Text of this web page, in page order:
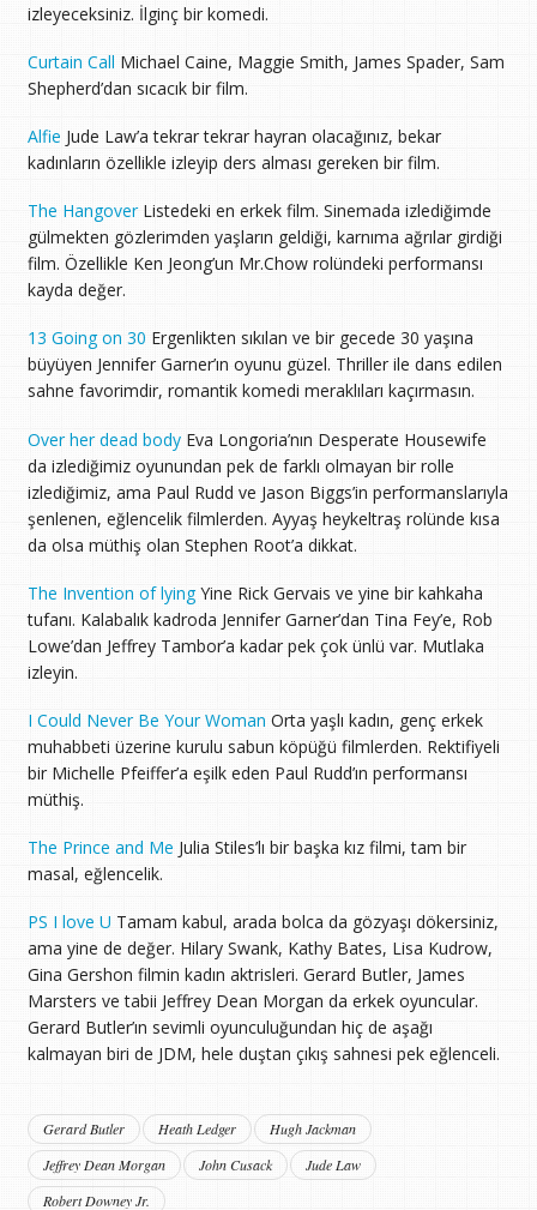
izleyeceksiniz. İlginç bir komedi.
Curtain Call Michael Caine, Maggie Smith, James Spader, Sam
Shepherd’dan sıcacık bir film.
Alfie Jude Law’a tekrar tekrar hayran olacağınız, bekar
kadınların özellikle izleyip ders alması gereken bir film.
The HangoverListedeki en erkek film. Sinemada izlediğimde
gülmekten gözlerimden yaşların geldiği, karnıma ağrılar girdiği
film. Özellikle Ken Jeong’un Mr.Chow rolündeki performansı
kayda değer.
13 Going on 30 Ergenlikten sıkılan ve bir gecede 30 yaşına
büyüyen Jennifer Garner’ın oyunu güzel. Thriller ile dans edilen
sahne favorimdir, romantik komedi meraklıları kaçırmasın.
Over her dead bodyEva Longoria’nın Desperate Housewife
da izlediğimiz oyunundan pek de farklı olmayan bir rolle
izlediğimiz, ama Paul Rudd ve Jason Biggs’in performanslarıyla
şenlenen, eğlencelik filmlerden. Ayyaş heykeltraş rolünde kısa
da olsa müthiş olan Stephen Root’a dikkat.
The Invention of lyingYine Rick Gervais ve yine bir kahkaha
tufanı. Kalabalık kadroda Jennifer Garner’dan Tina Fey’e, Rob
Lowe’dan Jeffrey Tambor’a kadar pek çok ünlü var. Mutlaka
izleyin.
I Could Never Be Your Woman Orta yaşlı kadın, genç erkek
muhabbeti üzerine kurulu sabun köpüğü filmlerden. Rektifiyeli
bir Michelle Pfeiffer’a eşilk eden Paul Rudd’ın performansı
müthiş.
The Prince and Me Julia Stiles’lı bir başka kız filmi, tam bir
masal, eğlencelik.
PS I love U Tamam kabul, arada bolca da gözyaşı dökersiniz,
ama yine de değer. Hilary Swank, Kathy Bates, Lisa Kudrow,
Gina Gershon filmin kadın aktrisleri. Gerard Butler, James
Marsters ve tabii Jeffrey Dean Morgan da erkek oyuncular.
Gerard Butler’ın sevimli oyunculuğundan hiç de aşağı
kalmayan biri de JDM, hele duştan çıkış sahnesi pek eğlenceli.
Gerard Butler Heath Ledger
Hugh Jackman
Jeffrey Dean Morgan
John Cusack
Jude Law
Robert Downey Jr.